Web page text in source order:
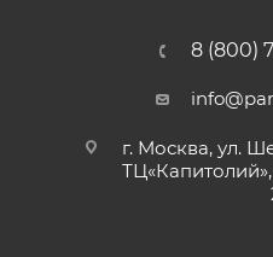
8 (800)
г. Москва, ул.